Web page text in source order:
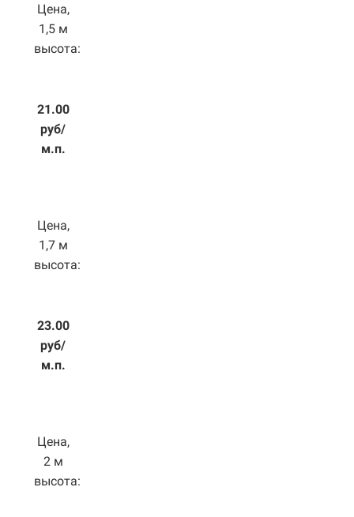
Цена,
1,5 м
высота:
21.00
руб/
м.п.
Цена,
1,7 м
высота:
23.00
руб/
м.п.
Цена,
2 м
высота: